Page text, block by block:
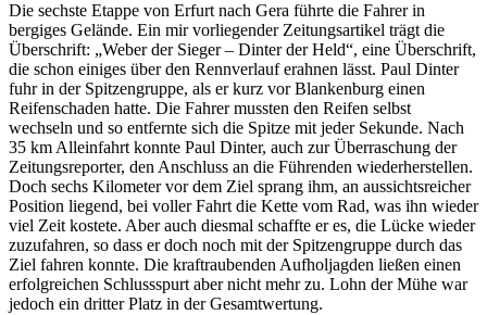
Die sechste Etappe von Erfurt nach Gera führte die Fahrer in
bergiges Gelände. Ein mir vorliegender Zeitungsartikel trägt die
Überschrift: „Weber der Sieger – Dinter der Held“, eine Überschrift,
die schon einiges über den Rennverlauf erahnen lässt. Paul Dinter
fuhr in der Spitzengruppe, als er kurz vor Blankenburg einen
Reifenschaden hatte. Die Fahrer mussten den Reifen selbst
wechseln und so entfernte sich die Spitze mit jeder Sekunde. Nach
35 km Alleinfahrt konnte Paul Dinter, auch zur Überraschung der
Zeitungsreporter, den Anschluss an die Führenden wiederherstellen.
Doch sechs Kilometer vor dem Ziel sprang ihm, an aussichtsreicher
Position liegend, bei voller Fahrt die Kette vom Rad, was ihn wieder
viel Zeit kostete. Aber auch diesmal schaffte er es, die Lücke wieder
zuzufahren, so dass er doch noch mit der Spitzengruppe durch das
Ziel fahren konnte. Die kraftraubenden Aufholjagden ließen einen
erfolgreichen Schlussspurt aber nicht mehr zu. Lohn der Mühe war
jedoch ein dritter Platz in der Gesamtwertung.